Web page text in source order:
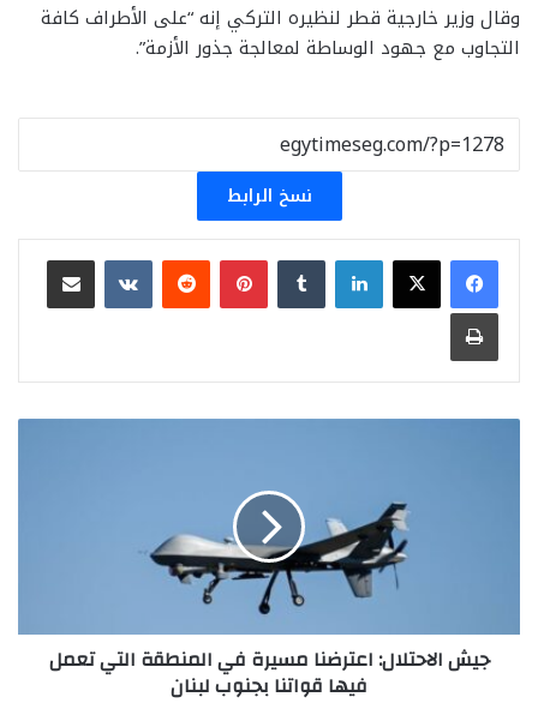
وقال وزير خارجية قطر لنظيره التركي إنه “على الأطراف كافة
التجاوب مع جهود الوساطة لمعالجة جذور الأزمة”.
نسخ الرابط
لينكدإن بينتيريست
مشاركة عبر البريد
طباعة
جيش
فيها
قواتناجيش الاحتلال: اعترضنا مسيرة في المنطقة التي تعمل
فيها قواتنا بجنوب لبنان